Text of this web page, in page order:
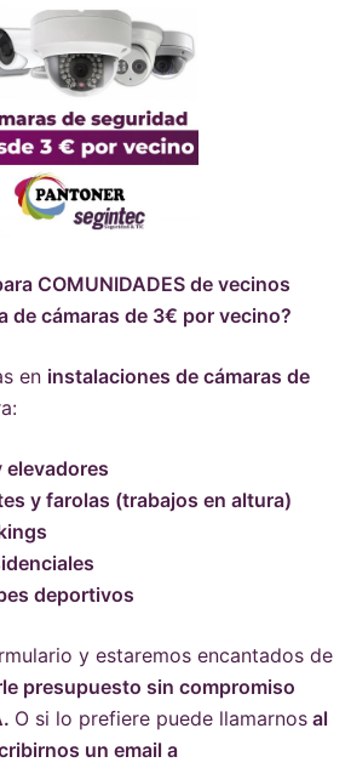
COMUNIDADES de vecinos
de cámaras de 3€ por vecino?
en instalaciones de cámaras de
y farolas (trabajos en altura)
deportivos
y estaremos encantados de
presupuesto sin compromiso
O si lo prefiere puede llamarnos al
un email a